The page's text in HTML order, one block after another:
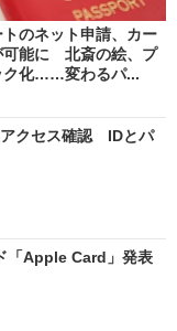
のネット申請、カー
可能に 北斎の絵、プ
ク化……変わるパ...
クセス確認 IDとパ
「Apple Card」発表